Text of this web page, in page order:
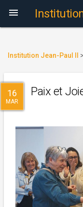

Institution Jean-Paul II >
16
MAR
Paix et